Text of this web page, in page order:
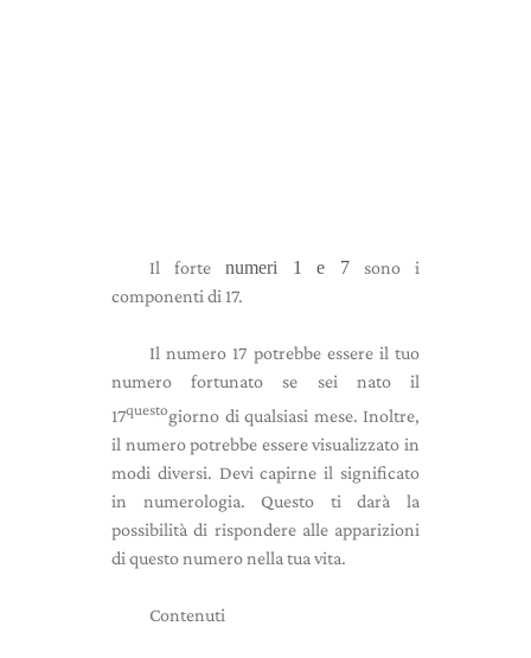
Il forte numeri 1 e 7 sono i
componenti di 17.
Il numero 17 potrebbe essere il tuo
numero fortunato se sei nato il
17questogiorno di qualsiasi mese. Inoltre,
il numero potrebbe essere visualizzato in
modi diversi. Devi capirne il significato
in numerologia. Questo ti darà la
possibilità di rispondere alle apparizioni
di questo numero nella tua vita.
Contenuti